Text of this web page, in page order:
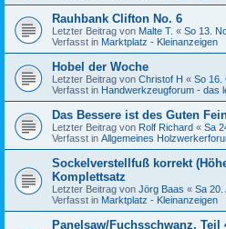
Rauhbank Clifton No. 6
Letzter Beitrag von Malte T. « So 13.
Verfasst in Marktplatz - Kleinanzeigen
Hobel der Woche
Letzter Beitrag von Christof H « So 16.
Verfasst in Handwerkzeugforum - das
Das Bessere ist des Guten
Letzter Beitrag von Rolf Richard « Sa
Verfasst in Allgemeines
Sockelverstellfuß korrekt
Komplettsatz
Letzter Beitrag von Jörg Baas « Sa 20.
Verfasst in Marktplatz - Kleinanzeigen
Panelsaw/Fuchsschwanz,